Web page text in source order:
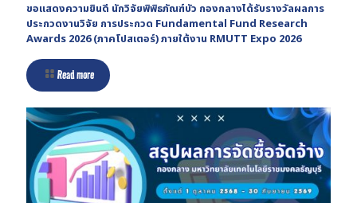
ขอแสดงความยินดี นักวิจัยพิพิธภัณฑ์บัว กองกลางได้รับรางวัลผลการ
ประกวดงานวิจัย การประกวด Fundamental Fund Research
Awards 2026 (ภาคโปสเตอร์) ภายใต้งาน RMUTT Expo 2026
Read more